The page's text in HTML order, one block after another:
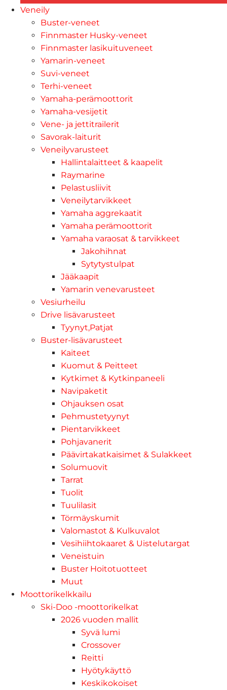
Veneily
Buster-veneet
Finnmaster Husky-veneet
Finnmaster lasikuituveneet
Yamarin-veneet
Suvi-veneet
Terhi-veneet
Yamaha-perämoottorit
Yamaha-vesijetit
Vene- ja jettitrailerit
Savorak-laiturit
Veneilyvarusteet
Hallintalaitteet & kaapelit
Raymarine
Pelastusliivit
Veneilytarvikkeet
Yamaha aggrekaatit
Yamaha perämoottorit
Yamaha varaosat & tarvikkeet
Jakohihnat
Sytytystulpat
Jääkaapit
Yamarin venevarusteet
Vesiurheilu
Drive lisävarusteet
Tyynyt,Patjat
Buster-lisävarusteet
Kaiteet
Kuomut & Peitteet
Kytkimet & Kytkinpaneeli
Navipaketit
Ohjauksen osat
Pehmustetyynyt
Pientarvikkeet
Pohjavanerit
Päävirtakatkaisimet & Sulakkeet
Solumuovit
Tarrat
Tuolit
Tuulilasit
Törmäyskumit
Valomastot & Kulkuvalot
Vesihiihtokaaret & Uistelutargat
Veneistuin
Buster Hoitotuotteet
Muut
Moottorikelkkailu
Ski-Doo -moottorikelkat
2026 vuoden mallit
Syvä lumi
Crossover
Reitti
Hyötykäyttö
Keskikokoiset